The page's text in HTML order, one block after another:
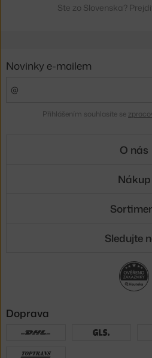
Ste zo Slovenska?
Novinky e-mailem
Přihlášením souhlasíte se
O nás
Nákup
Sledujte
Doprava